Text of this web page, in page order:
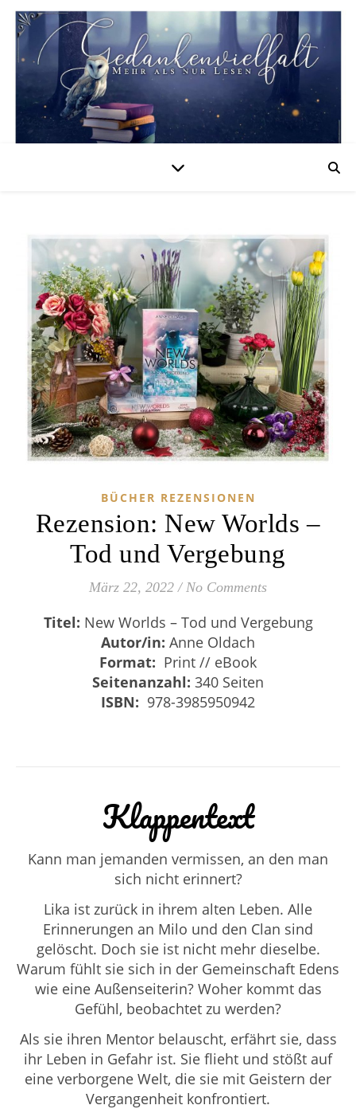
BÜCHER REZENSIONEN
Rezension: New Worlds –
Tod und Vergebung
März 22, 2022 / No Comments
Titel: New Worlds – Tod und Vergebung
Autor/in: Anne Oldach
Format: Print // eBook
Seitenanzahl: 340 Seiten
ISBN: 978-3985950942
Klappentext
Kann man jemanden vermissen, an den man
sich nicht erinnert?
Lika ist zurück in ihrem alten Leben. Alle
Erinnerungen an Milo und den Clan sind
gelöscht. Doch sie ist nicht mehr dieselbe.
Warum fühlt sie sich in der Gemeinschaft Edens
wie eine Außenseiterin? Woher kommt das
Gefühl, beobachtet zu werden?
Als sie ihren Mentor belauscht, erfährt sie, dass
ihr Leben in Gefahr ist. Sie flieht und stößt auf
eine verborgene Welt, die sie mit Geistern der
Vergangenheit konfrontiert.